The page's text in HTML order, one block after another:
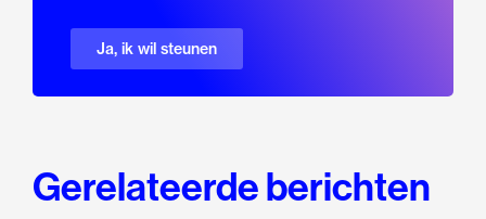
Ja, ik wil steunen
Gerelateerde berichten